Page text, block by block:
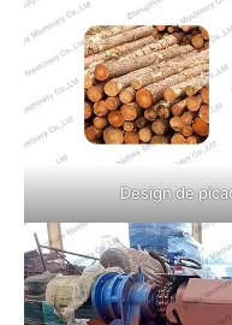
Design de